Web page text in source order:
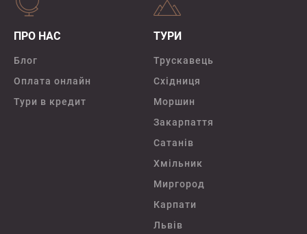
ПРО НАС
Блог
Оплата онлайн
Тури в кредит
ТУРИ
Трускавець
Східниця
Моршин
Закарпаття
Сатанів
Хмільник
Миргород
Карпати
Львів